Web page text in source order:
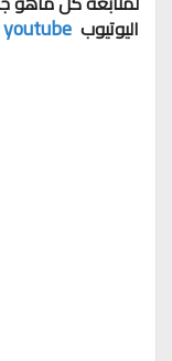
اليوتيوب youtube